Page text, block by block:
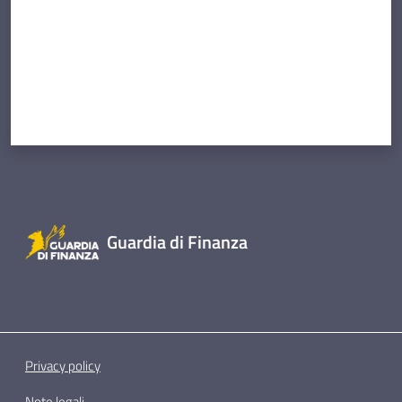
Guardia di Finanza
Privacy policy